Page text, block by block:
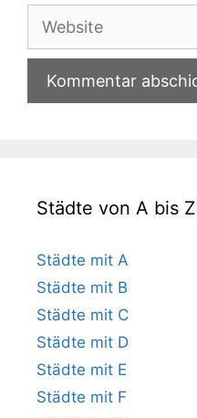
Adresse
Website
Städte von A bis Z
Städte mit A
Städte mit B
Städte mit C
Städte mit D
Städte mit E
Städte mit F